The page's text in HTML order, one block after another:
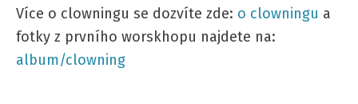
Více o clowningu se dozvíte zde: o clowningu a
fotky z prvního worskhopu najdete na:
album/clowning